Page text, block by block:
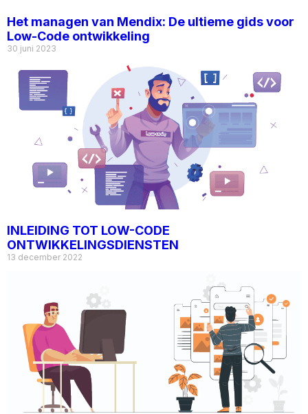
Het managen van Mendix: De ultieme gids voor
Low-Code ontwikkeling
30 juni 2023
INLEIDING TOT LOW-CODE
ONTWIKKELINGSDIENSTEN
13 december 2022